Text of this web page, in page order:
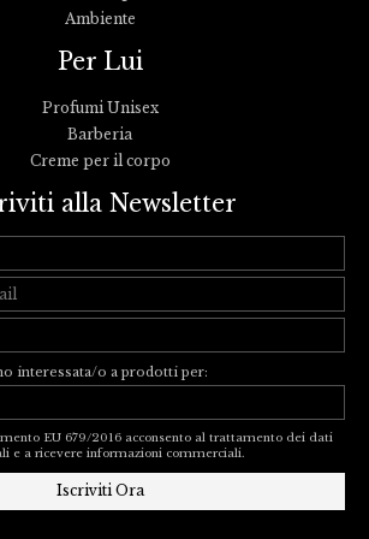
Ambiente
Per Lui
Profumi Unisex
Barberia
Creme per il corpo
alla Newsletter
interessata/o a prodotti per:
EU 679/2016 acconsento al trattamento dei dati
e a ricevere informazioni commerciali.